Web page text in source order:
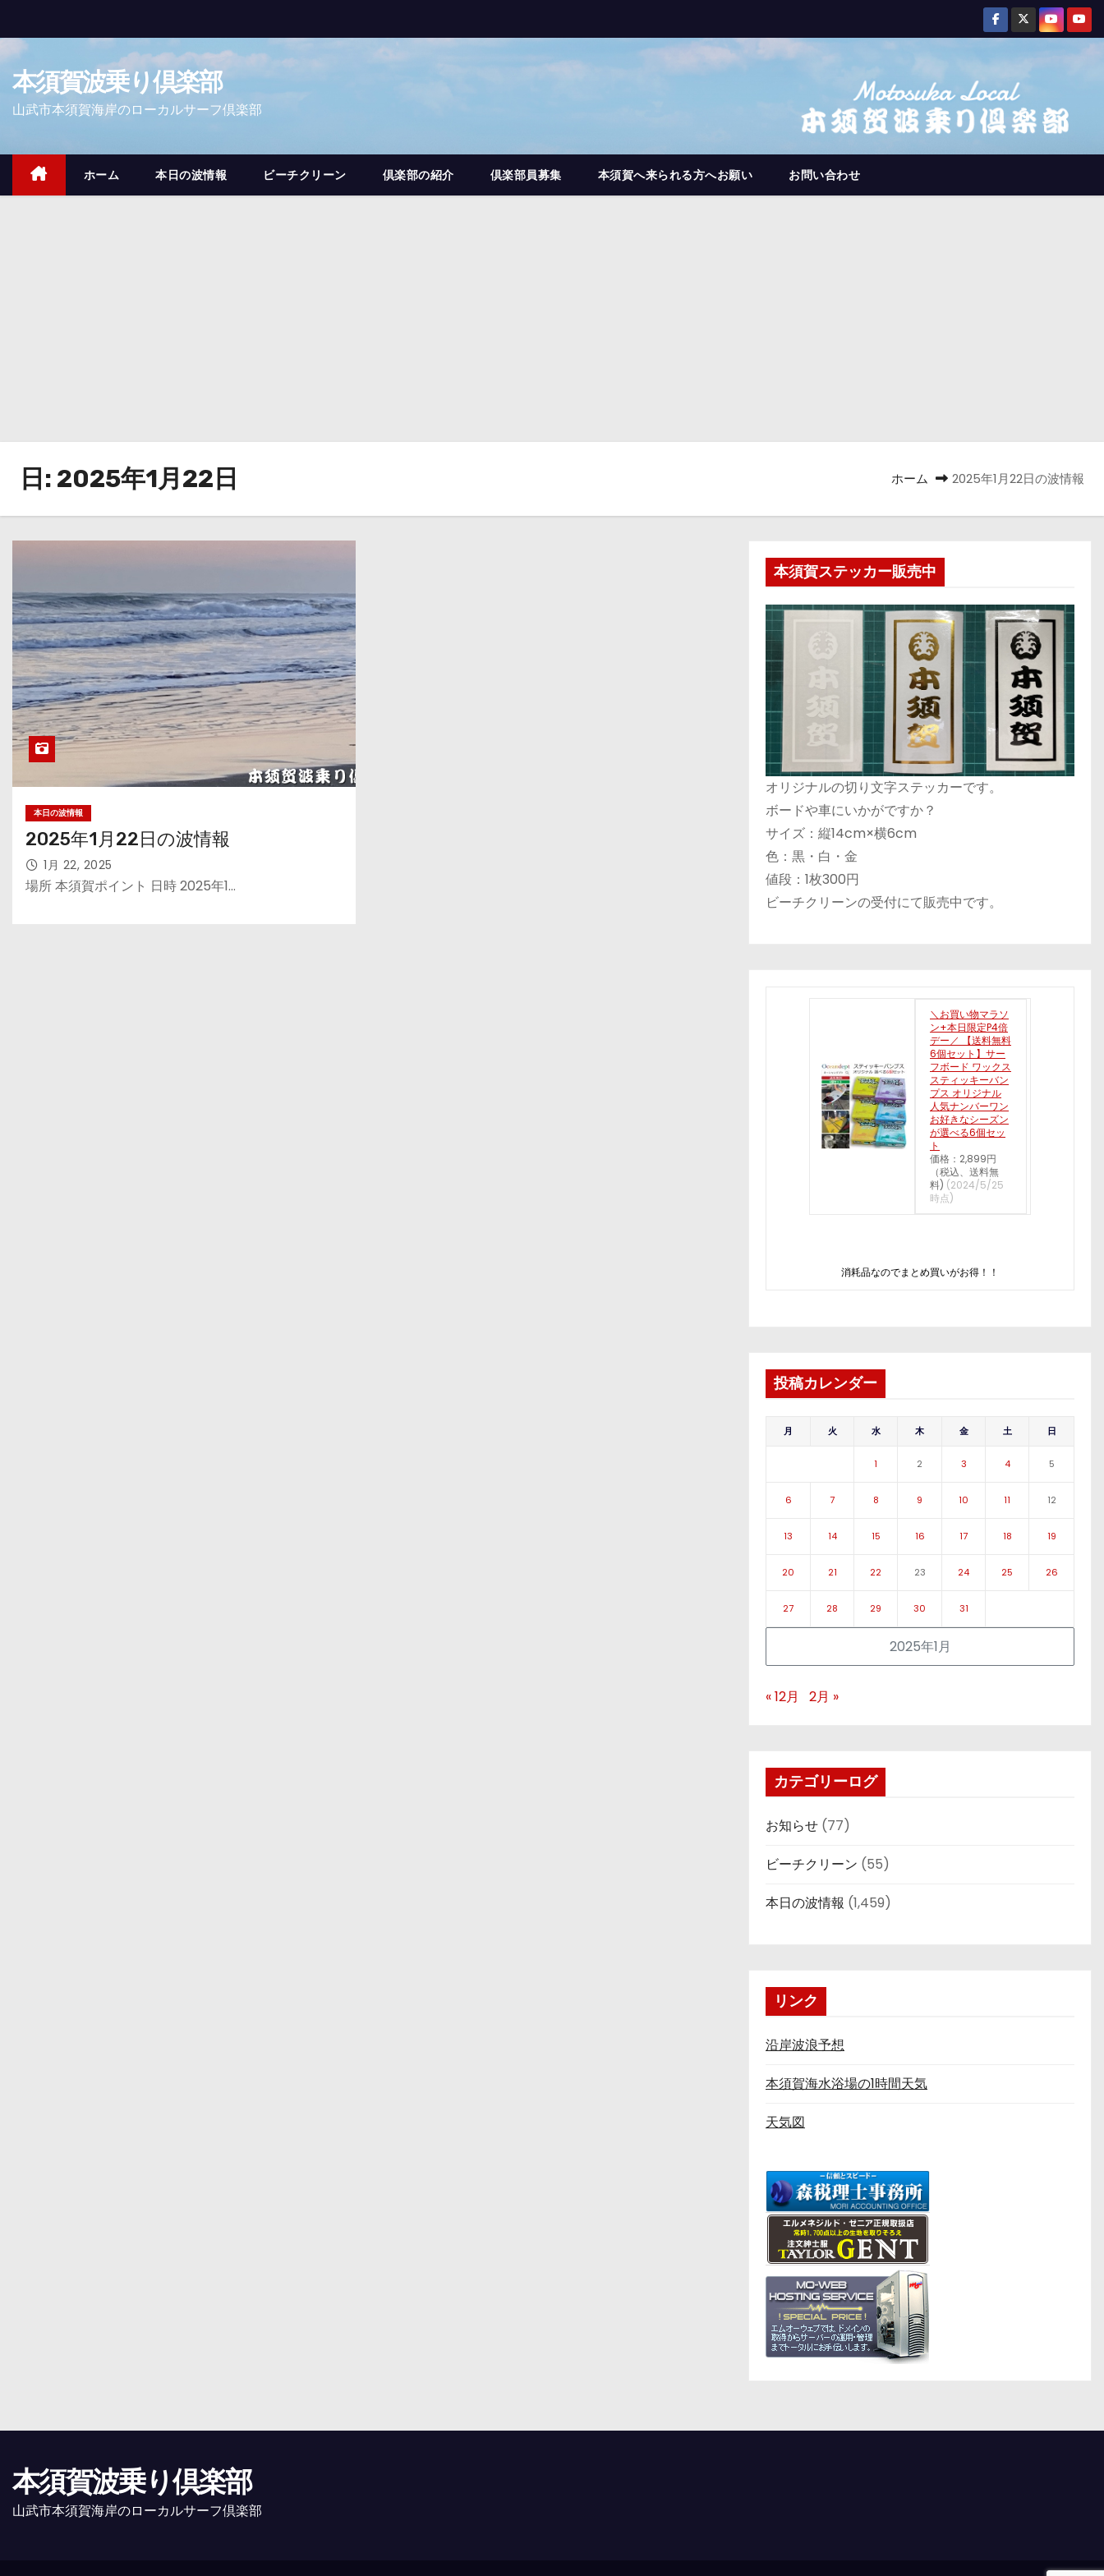
ン
テ
ッ
本須賀波乗り倶楽部
山武市本須賀海岸のローカルサーフ倶楽部
ホーム 本日の波情報 ビーチクリーン 倶楽部の紹介 倶楽部員募集 本須賀へ来られる方へお願い お問い合わせ
日: 2025年1月22日 ホーム 2025年1月22日の波情報
本日の波情報
2025年1月22日の波情報
1月 22, 2025
場所 本須賀ポイント 日時 2025年1…
本須賀ステッカー販売中
オリジナルの切り文字ステッカーです。
ボードや車にいかがですか？
サイズ：縦14cm×横6cm
色：黒・白・金
値段：1枚300円
ビーチクリーンの受付にて販売中です。
＼お買い物マラソ
ン+本日限定P4倍
デー／ 【送料無料
6個セット】サー
フボード ワックス
スティッキーバン
プス オリジナル
人気ナンバーワン
お好きなシーズン
が選べる6個セッ
ト
価格：2,899円
（税込、送料無
料) (2024/5/25
時点)
消耗品なのでまとめ買いがお得！！
投稿カレンダー
2025年1月
月 火 水 木 金 土 日
1 2 3 4 5
6 7 8 9 10 11 12
13 14 15 16 17 18 19
20 21 22 23 24 25 26
27 28 29 30 31
« 12月 2月 »
カテゴリーログ
お知らせ (77)
ビーチクリーン (55)
本日の波情報 (1,459)
リンク
沿岸波浪予想
本須賀海水浴場の1時間天気
天気図
本須賀波乗り倶楽部
山武市本須賀海岸のローカルサーフ倶楽部